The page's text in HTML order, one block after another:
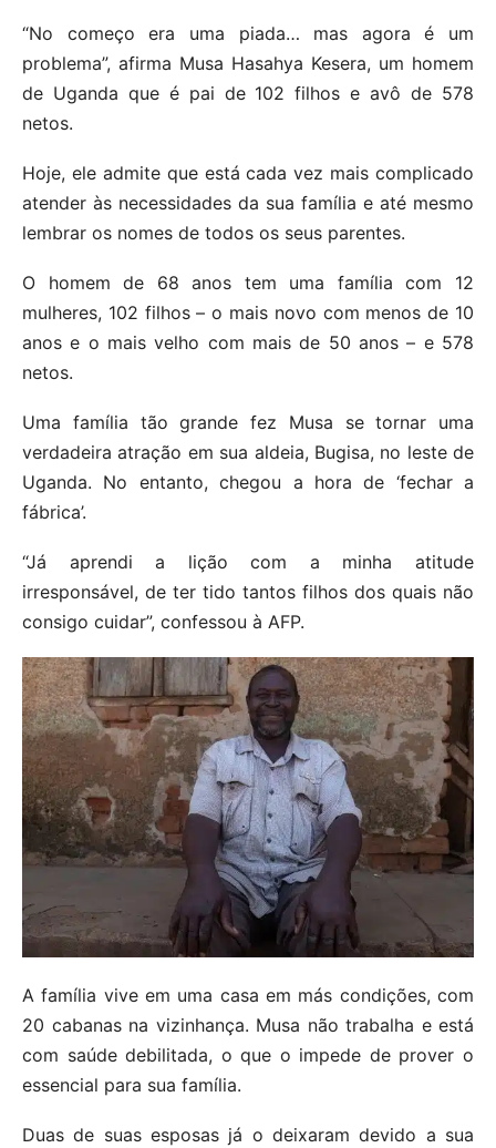
“No começo era uma piada… mas agora é um
problema”, afirma Musa Hasahya Kesera, um homem
de Uganda que é pai de 102 filhos e avô de 578
netos.
Hoje, ele admite que está cada vez mais complicado
atender às necessidades da sua família e até mesmo
lembrar os nomes de todos os seus parentes.
O homem de 68 anos tem uma família com 12
mulheres, 102 filhos – o mais novo com menos de 10
anos e o mais velho com mais de 50 anos – e 578
netos.
Uma família tão grande fez Musa se tornar uma
verdadeira atração em sua aldeia, Bugisa, no leste de
Uganda. No entanto, chegou a hora de ‘fechar a
fábrica’.
“Já aprendi a lição com a minha atitude
irresponsável, de ter tido tantos filhos dos quais não
consigo cuidar”, confessou à AFP.
A família vive em uma casa em más condições, com
20 cabanas na vizinhança. Musa não trabalha e está
com saúde debilitada, o que o impede de prover o
essencial para sua família.
Duas de suas esposas já o deixaram devido a sua